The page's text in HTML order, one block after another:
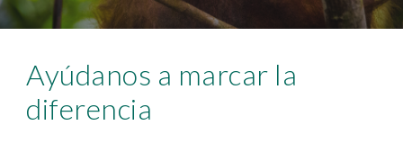
Ayúdanos a marcar la
diferencia